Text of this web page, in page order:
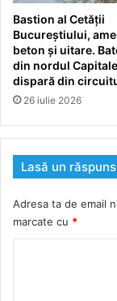
Bastion al Cetății
Bucureștiului,
beton și uitare.
din nordul
dispară din
26 iulie 2026
Lasă un răspuns
Adresa ta de email
marcate cu *